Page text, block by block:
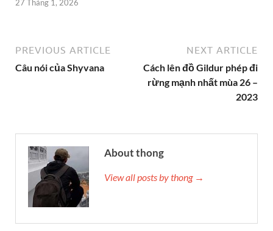
27 Tháng 1, 2026
PREVIOUS ARTICLE
Câu nói của Shyvana
NEXT ARTICLE
Cách lên đồ Gildur phép đi
rừng mạnh nhất mùa 26 –
2023
About thong
View all posts by thong →